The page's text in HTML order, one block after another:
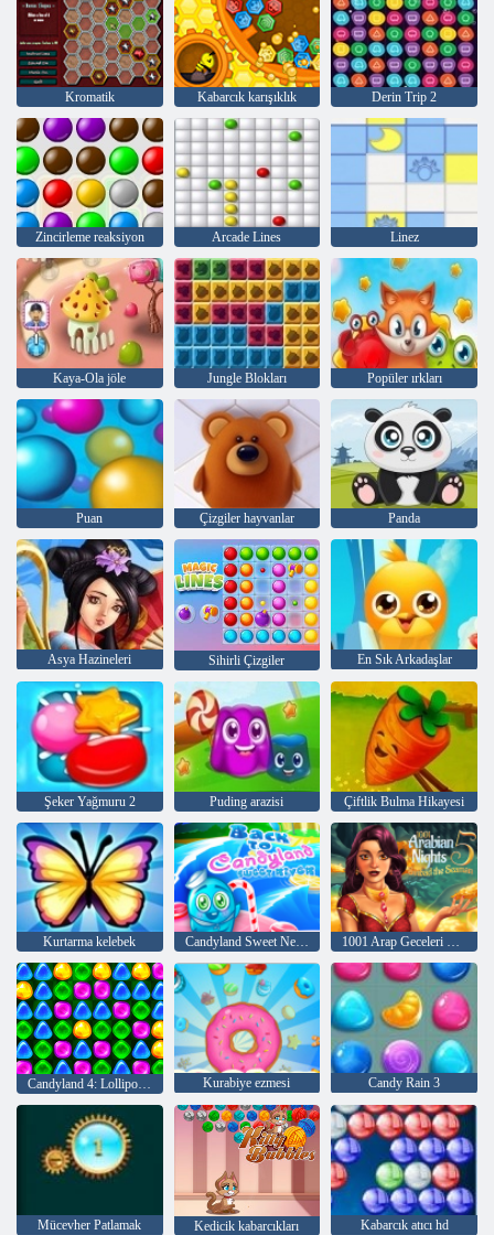
Kromatik Kabarcık karışıklık Derin Trip 2
Zincirleme reaksiyon Arcade Lines Linez
Kaya-Ola jöle Jungle Blokları Popüler ırkları
Puan Çizgiler hayvanlar Panda
Asya Hazineleri Sihirli Çizgiler En Sık Arkadaşlar
Şeker Yağmuru 2 Puding arazisi Çiftlik Bulma Hikayesi
Kurtarma kelebek Candyland Sweet Nehri'ne geri dön 1001 Arap Geceleri 5: Sinbad Seaman
Candyland 4: Lollipop Bahçesi Kurabiye ezmesi Candy Rain 3
Mücevher Patlamak Kedicik kabarcıkları Kabarcık atıcı hd